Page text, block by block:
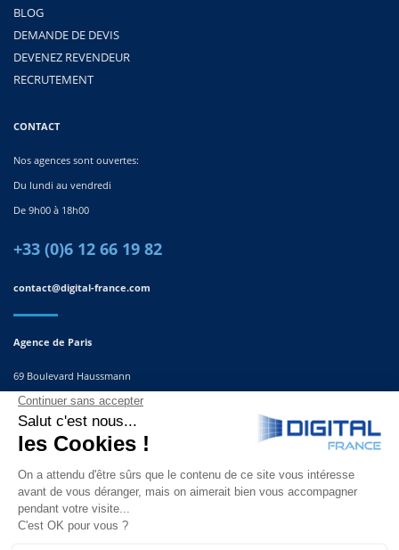
BLOG
DEMANDE DE DEVIS
DEVENEZ REVENDEUR
RECRUTEMENT
CONTACT
Nos agences sont ouvertes:
Du lundi au vendredi
De 9h00 à 18h00
+33 (0)6 12 66 19 82
contact@digital-france.com
Agence de Paris
69 Boulevard Haussmann
75008, Paris
France
Agence du Sud-Est
291 Rue Albert Caquot
06560 Valbonne